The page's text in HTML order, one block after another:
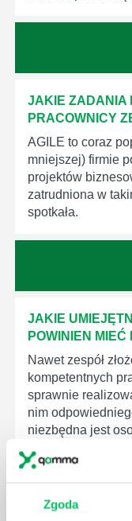
Zgoda
JAKIE ZADANIA
PRACOWNICY
AGILE to coraz
mniejszej) firmie
projektów
zatrudniona w
spotkała.
JAKIE
POWINIEN
Nawet zespół
kompetentnych
sprawnie
nim
niezbędna jest
czynności